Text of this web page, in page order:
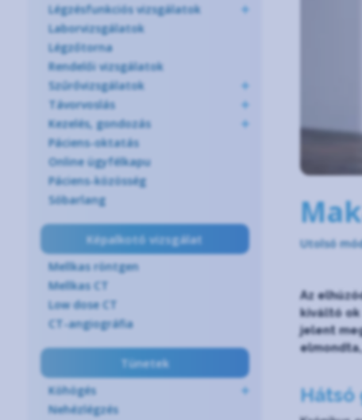
Légzésfunkciós vizsgálatok
Laborvizsgálatok
Légzőtorna
Rendelői vizsgálatok
Szűrővizsgálatok
Távorvoslás
Kezelés, gondozás
Páciens-oktatás
Online ügyfélkapu
Páciens-közösség
Sóbarlang
Képalkotó vizsgálat
Mellkas röntgen
Mellkas CT
Low dose CT
CT-angiográfia
Tünetek
Köhögés
Nehézlégzés
Utolsó
Az
kiváltó ok
jelent
Hátsó